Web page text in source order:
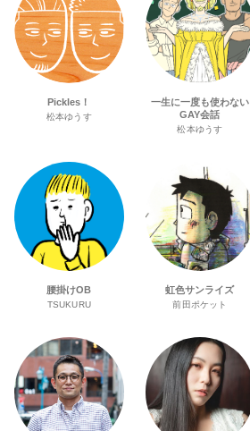
Pickles！
松本ゆうす
一生に一度も使わない
GAY会話
松本ゆうす
腰掛けOB
TSUKURU
虹色サンライズ
前田ポケット